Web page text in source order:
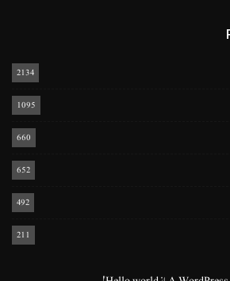
2134
1095
660
652
492
211